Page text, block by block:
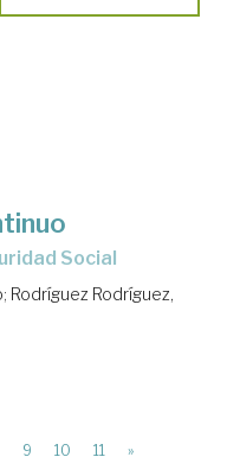
Social
; Rodríguez Rodríguez,
9 10 11 »